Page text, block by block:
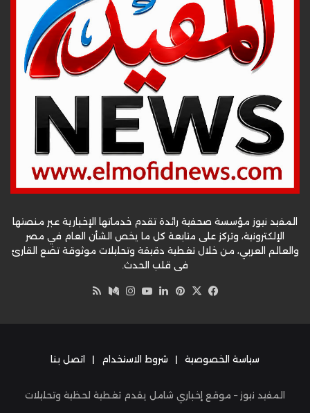
المفيد نيوز مؤسسة صحفية رائدة تقدم خدماتها الإخبارية عبر منصتها
الإلكترونية، وتركز على متابعة كل ما يخص الشأن العام في مصر
والعالم العربي، من خلال تغطية دقيقة وتحليلات موثوقة تضع القارئ
في قلب الحدث.
فيسبوك
‫X بينتيريست
لينكدإن‫YouTube
انستقرام
وسط
سياسة الخصوصية | شروط الاستخدام | اتصل بنا
المفيد نيوز – موقع إخباري شامل يقدم تغطية لحظية وتحليلات